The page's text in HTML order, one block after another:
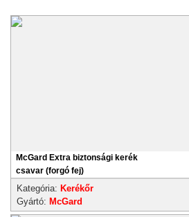
McGard Extra biztonsági kerék
csavar (forgó fej)
Kategória: Kerékőr
Gyártó: McGard